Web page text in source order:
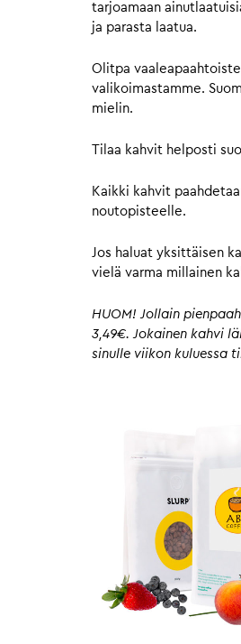
tarjoamaan
ja parasta laatua.
Olitpa
valikoimastamme.
mielin.
Tilaa kahvit helposti
Kaikki kahvit
noutopisteelle.
Jos haluat yksittäisen
vielä varma millainen
HUOM! Jollain
3,49€. Jokainen kahvi
sinulle viikon kuluessa